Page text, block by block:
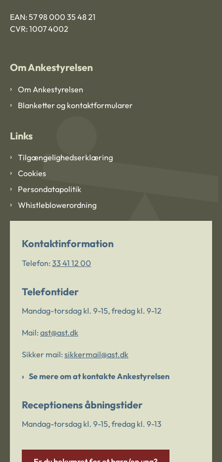
EAN: 57 98 000 35 48 21
CVR: 1007 4002
Om Ankestyrelsen
Om Ankestyrelsen
Blanketter og kontaktformularer
Links
Tilgængelighedserklæring
Cookies
Persondatapolitik
Whistleblowerordning
Kontaktinformation
Telefon: 33 41 12 00
Telefontider
Mandag-torsdag kl. 9-15, fredag kl. 9-12
Mail: ast@ast.dk
Sikker mail: sikkermail@ast.dk
Se mere om at kontakte Ankestyrelsen
Receptionens åbningstider
Mandag-torsdag kl. 9-15, fredag kl. 9-13